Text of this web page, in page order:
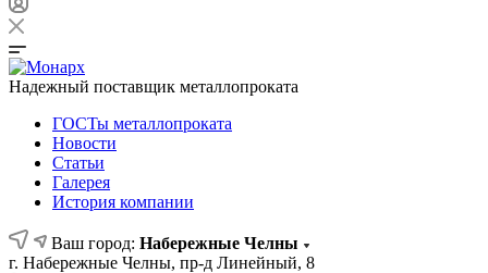
Надежный поставщик металлопроката
ГОСТы металлопроката
Новости
Статьи
Галерея
История компании
Ваш город: Набережные Челны
г. Набережные Челны, пр-д Линейный, 8